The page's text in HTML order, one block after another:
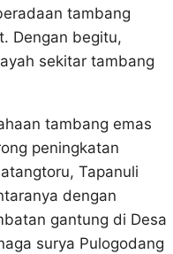
tambang
Dengan begitu,
sekitar tambang
tambang emas
peningkatan
Tapanuli
dengan
gantung di Desa
surya Pulogodang